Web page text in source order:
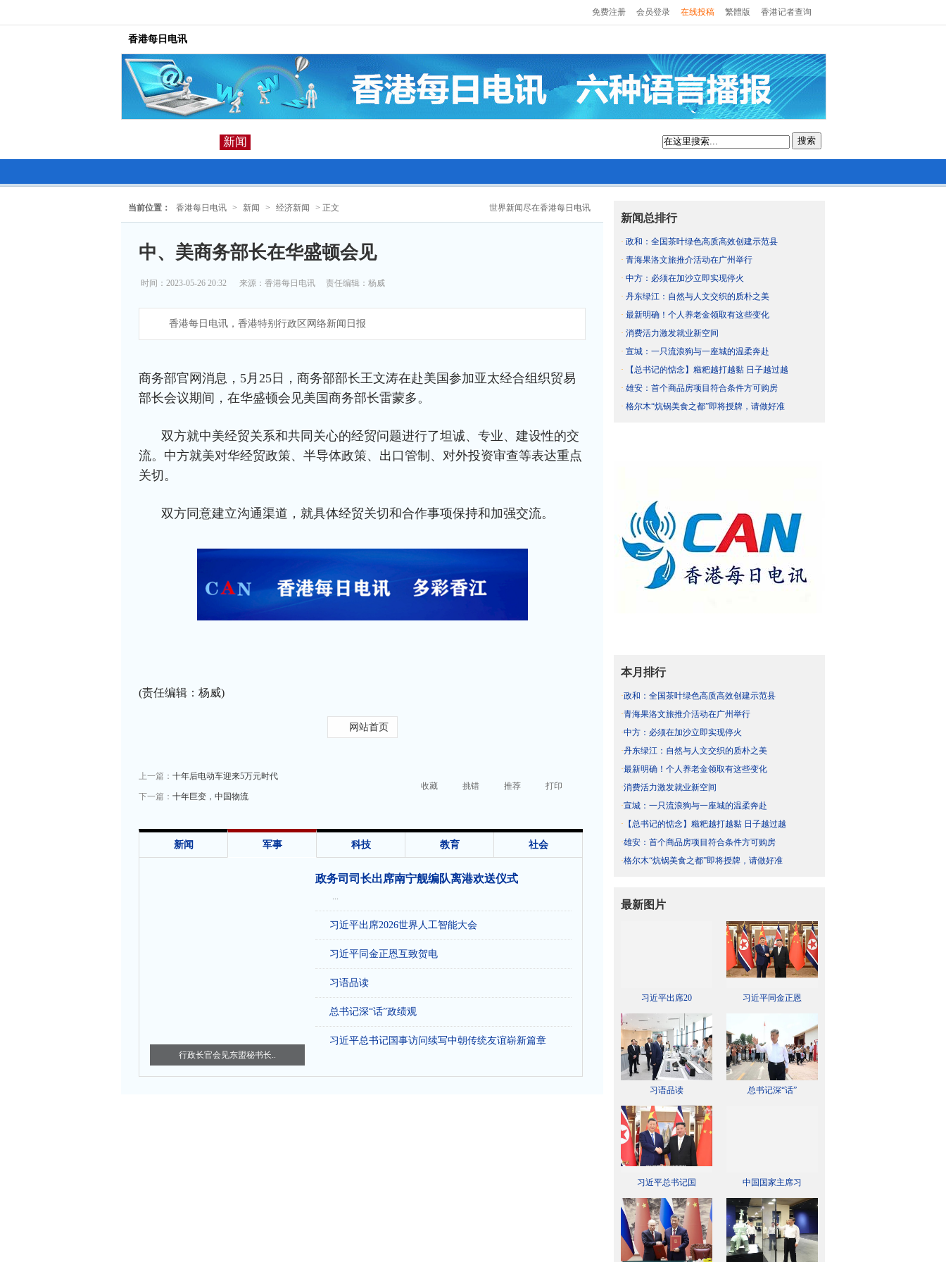
免费注册 会员登录 在线投稿 繁體版 香港记者查询
香港每日电讯
新闻 搜索
世界新闻尽在香港每日电讯
当前位置： 香港每日电讯 > 新闻 > 经济新闻 > 正文
中、美商务部长在华盛顿会见
时间：2023-05-26 20:32 来源： 香港每日电讯 责任编辑：杨威
香港每日电讯，香港特别行政区网络新闻日报
商务部官网消息，5月25日，商务部部长王文涛在赴美国参加亚太经合组织贸易
部长会议期间，在华盛顿会见美国商务部长雷蒙多。
双方就中美经贸关系和共同关心的经贸问题进行了坦诚、专业、建设性的交
流。中方就美对华经贸政策、半导体政策、出口管制、对外投资审查等表达重点
关切。
双方同意建立沟通渠道，就具体经贸关切和合作事项保持和加强交流。
(责任编辑：杨威)
网站首页
上一篇： 十年后电动车迎来5万元时代
下一篇： 十年巨变，中国物流
收藏 挑错 推荐 打印
新闻 军事 科技 教育 社会
行政长官会见东盟秘书长..
政务司司长出席南宁舰编队离港欢送仪式
习近平出席2026世界人工智能大会
习近平同金正恩互致贺电
习语品读
总书记深“话”政绩观
习近平总书记国事访问续写中朝传统友谊崭新篇章
新闻总排行
· 政和：全国茶叶绿色高质高效创建示范县
· 青海果洛文旅推介活动在广州举行
· 中方：必须在加沙立即实现停火
· 丹东绿江：自然与人文交织的质朴之美
· 最新明确！个人养老金领取有这些变化
· 消费活力激发就业新空间
· 宣城：一只流浪狗与一座城的温柔奔赴
·
【总书记的惦念】糍粑越打越黏 日子越过越
· 雄安：首个商品房项目符合条件方可购房
· 格尔木“炕锅美食之都”即将授牌，请做好准
本月排行
·政和：全国茶叶绿色高质高效创建示范县
·青海果洛文旅推介活动在广州举行
·中方：必须在加沙立即实现停火
·丹东绿江：自然与人文交织的质朴之美
·最新明确！个人养老金领取有这些变化
·消费活力激发就业新空间
·宣城：一只流浪狗与一座城的温柔奔赴
· 【总书记的惦念】糍粑越打越黏 日子越过越
·雄安：首个商品房项目符合条件方可购房
·格尔木“炕锅美食之都”即将授牌，请做好准
最新图片
习近平出席20 习近平同金正恩
习语品读 总书记深“话”
习近平总书记国 中国国家主席习